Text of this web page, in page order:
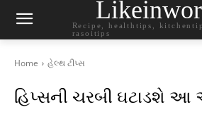
Recipe, healthtips,
rasoitips
Home હેલ્થ ટીપ્સ
હિપ્સની ચરબી ઘટાડશે